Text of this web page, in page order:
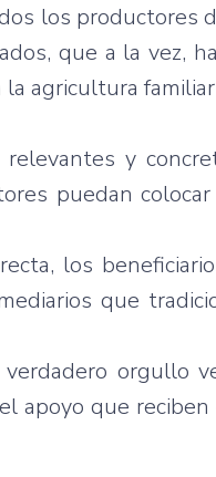
los productores
, que a lavez,
la agricultura familiar
relevantes y
puedan colocar
, los
que
verdadero orgullo
elapoyo que reciben